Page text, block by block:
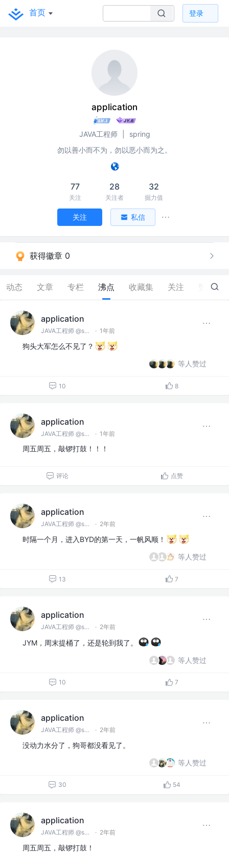
首页 登录
application
JAVA工程师
spring
勿以善小而不为，勿以恶小而为之。
77
关注
28
关注者
32
掘力值
关注 私信
获得徽章 0
动态 文章 专栏 沸点 收藏集 关注 542
application
JAVA工程师 @spring · 1年前
狗头大军怎么不见了？
等人赞过
10 8
application
JAVA工程师 @spring · 1年前
周五周五，敲锣打鼓！！！
评论 点赞
application
JAVA工程师 @spring · 2年前
时隔一个月，进入BYD的第一天，一帆风顺！
等人赞过
13 7
application
JAVA工程师 @spring · 2年前
JYM，周末提桶了，还是轮到我了。
等人赞过
10 7
application
JAVA工程师 @spring · 2年前
没动力水分了，狗哥都没看见了。
等人赞过
30 54
application
JAVA工程师 @spring · 2年前
周五周五，敲锣打鼓！